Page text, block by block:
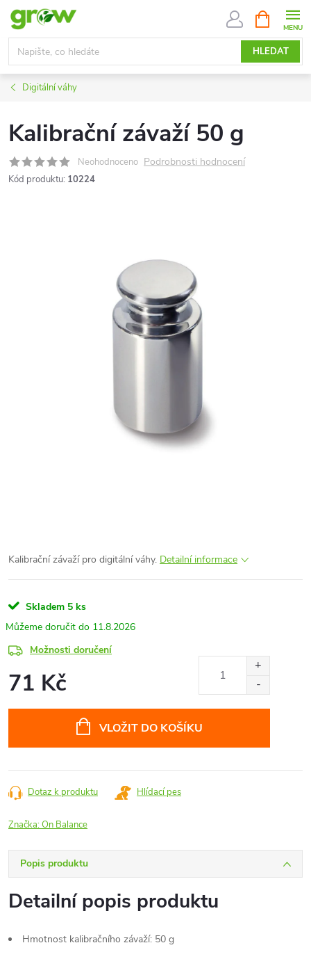
Přejít
obsah
HLEDAT
NÁKUPNÍ
KOŠÍK
Digitální váhy
Kalibrační závaží 50 g
Neohodnoceno Podrobnosti hodnocení
Kód produktu: 10224
Kalibrační závaží pro digitální váhy. Detailní informace
Skladem 5 ks
11.8.2026
Možnosti doručení
71 Kč
VLOŽIT DO KOŠÍKU
Dotaz k produktu Hlídací pes
Značka:On Balance
Popis produktu
Detailní popis produktu
Hmotnost kalibračního závaží: 50 g